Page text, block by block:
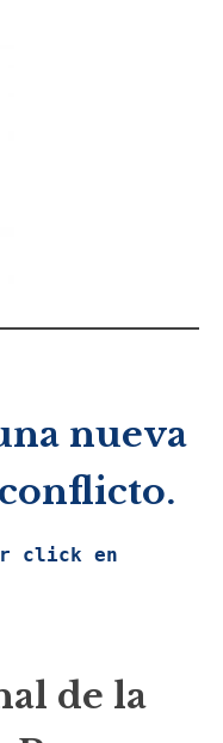
nueva
de la